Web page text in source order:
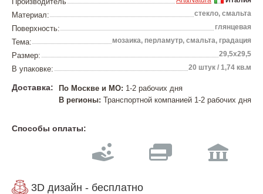
Материал: стекло, смальта
Поверхность: глянцевая
Тема: мозаика, перламутр, смальта, градация
Размер: 29,5х29,5
В упаковке: 20 штук / 1,74 кв.м
Доставка: По Москве и МО: 1-2 рабочих дня
В регионы: Транспортной компанией 1-2 рабочих дня
Способы оплаты:
3D дизайн - бесплатно